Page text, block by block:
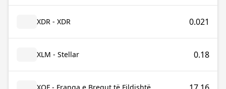
XDR - XDR 0.021
XLM - Stellar 0.18